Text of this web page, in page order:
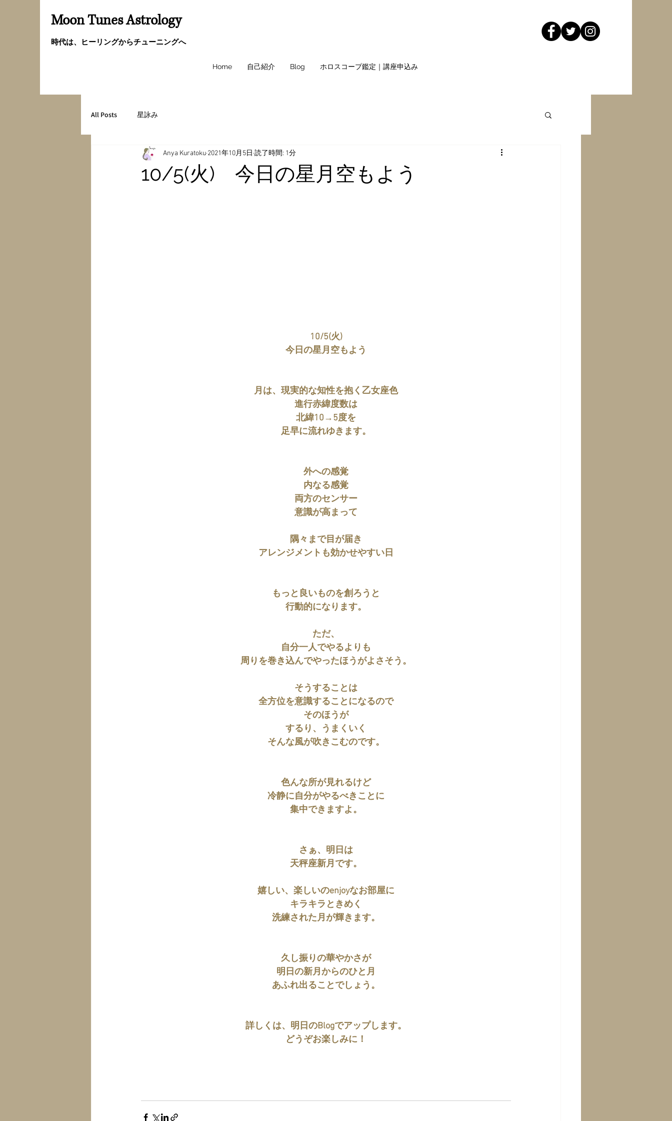
Moon Tunes Astrology
時代は、ヒーリングからチューニングへ
Home 自己紹介 Blog ホロスコープ鑑定｜講座申込み
All Posts 星詠み
10/5(火) 今日の星月空もよう
Anya Kuratoku 2021年10月5日 読了時間: 1分
10/5(火)
今日の星月空もよう
月は、現実的な知性を抱く乙女座色
進行赤緯度数は
北緯10→5度を
足早に流れゆきます。
外への感覚
内なる感覚
両方のセンサー
意識が高まって
隅々まで目が届き
アレンジメントも効かせやすい日
もっと良いものを創ろうと
行動的になります。
ただ、
自分一人でやるよりも
周りを巻き込んでやったほうがよさそう。
そうすることは
全方位を意識することになるので
そのほうが
するり、うまくいく
そんな風が吹きこむのです。
色んな所が見れるけど
冷静に自分がやるべきことに
集中できますよ。
さぁ、明日は
天秤座新月です。
嬉しい、楽しいのenjoyなお部屋に
キラキラときめく
洗練された月が輝きます。
久し振りの華やかさが
明日の新月からのひと月
あふれ出ることでしょう。
詳しくは、明日のBlogでアップします。
どうぞお楽しみに！